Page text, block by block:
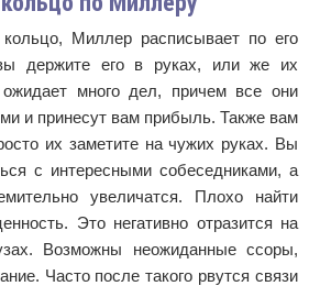
Миллер расписывает по его
держите его в руках, или же их
много дел, причем все они
и принесут вам прибыль. Также вам
их заметите на чужих руках. Вы
с интересными собеседниками, а
увеличатся. Плохо найти
Это негативно отразится на
Возможны неожиданные ссоры,
Часто после такого рвутся связи